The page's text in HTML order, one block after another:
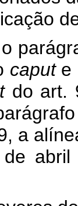
capute
do art.
a